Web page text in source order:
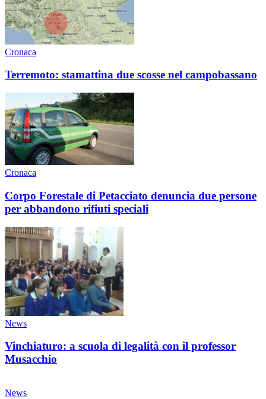
Cronaca
Terremoto: stamattina due scosse nel campobassano
Cronaca
Corpo Forestale di Petacciato denuncia due persone
per abbandono rifiuti speciali
News
Vinchiaturo: a scuola di legalità con il professor
Musacchio
News